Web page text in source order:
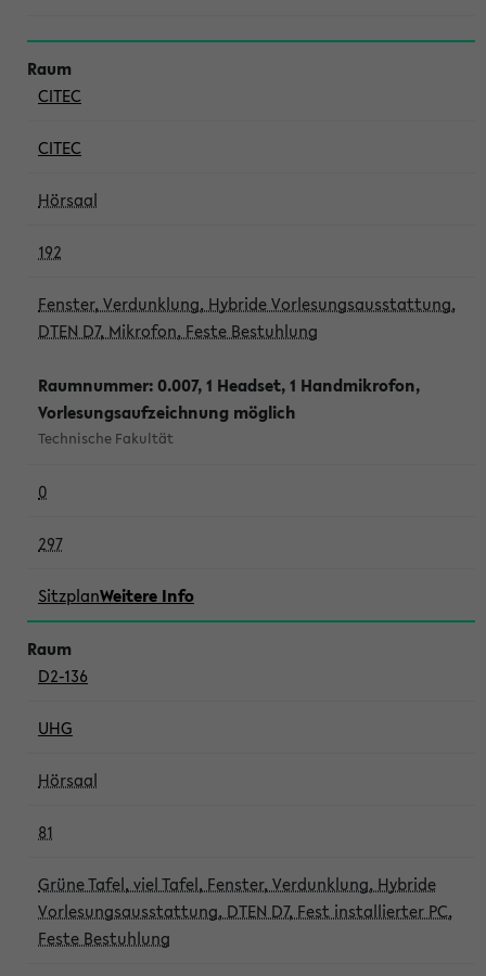
CITEC
CITEC
Hörsaal
192
Fenster, Verdunklung, Hybride Vorlesungsausstattung,
DTEN D7, Mikrofon, Feste Bestuhlung
Raumnummer: 0.007, 1 Headset, 1 Handmikrofon,
Vorlesungsaufzeichnung möglich
Technische Fakultät
0
297
SitzplanWeitere Info
D2-136
UHG
Hörsaal
81
Grüne Tafel, viel Tafel, Fenster, Verdunklung, Hybride
Vorlesungsausstattung, DTEN D7, Fest installierter PC,
Feste Bestuhlung